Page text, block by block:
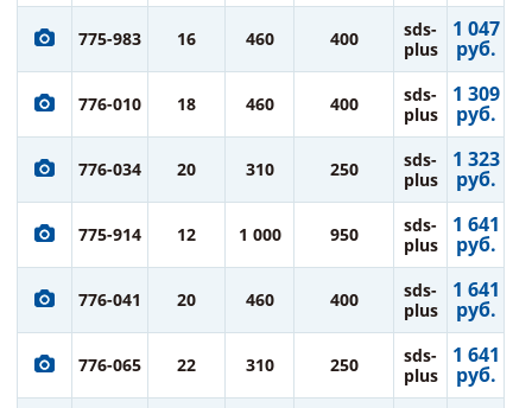
775-983 16 460 400
sds-
plus
1 047
руб.
776-010 18 460 400
sds-
plus
1 309
руб.
776-034 20 310 250
sds-
plus
1 323
руб.
775-914 12 1 000 950
sds-
plus
1 641
руб.
776-041 20 460 400
sds-
plus
1 641
руб.
776-065 22 310 250
sds-
plus
1 641
руб.